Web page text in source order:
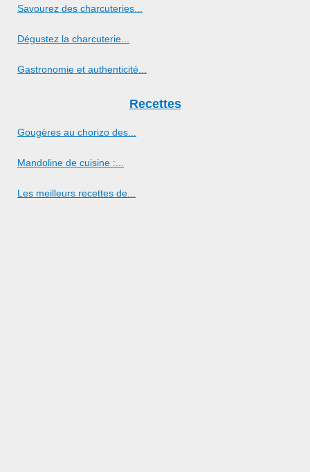
Savourez des charcuteries...
Dégustez la charcuterie...
Gastronomie et authenticité...
Recettes
Gougères au chorizo des...
Mandoline de cuisine :...
Les meilleurs recettes de...